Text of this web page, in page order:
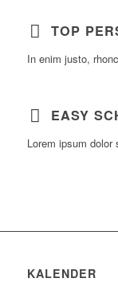
TOP
In enim justo,
EASY
Lorem ipsum
KALENDER